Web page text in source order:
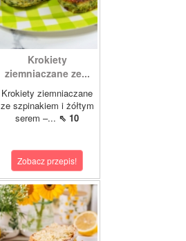
Krokiety
ziemniaczane ze...
Krokiety ziemniaczane
ze szpinakiem i żółtym
serem –... ⇖ 10
Zobacz przepis!